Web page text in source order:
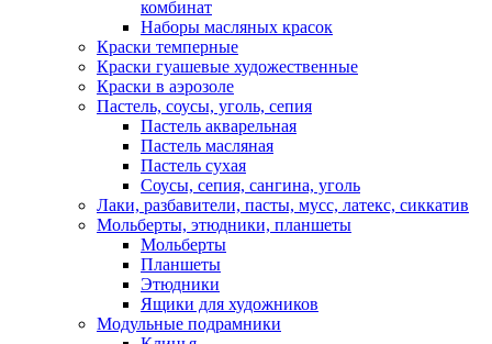
комбинат
Наборы масляных красок
Краски темперные
Краски гуашевые художественные
Краски в аэрозоле
Пастель, соусы, уголь, сепия
Пастель акварельная
Пастель масляная
Пастель сухая
Соусы, сепия, сангина, уголь
Лаки, разбавители, пасты, мусс, латекс, сиккатив
Мольберты, этюдники, планшеты
Мольберты
Планшеты
Этюдники
Ящики для художников
Модульные подрамники